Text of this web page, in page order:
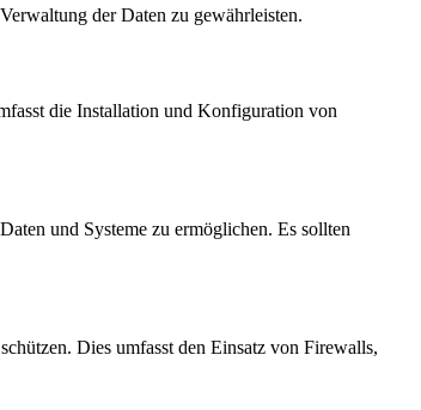
der Daten zu gewährleisten.
die Installation und Konfiguration von
und Systeme zu ermöglichen. Es sollten
Dies umfasst den Einsatz von Firewalls,